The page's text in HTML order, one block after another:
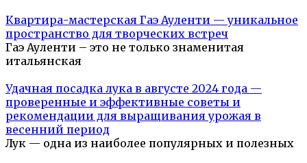
Квартира-мастерская Гаэ Ауленти — уникальное
пространство для творческих встреч
Гаэ Ауленти – это не только знаменитая
итальянская
Удачная посадка лука в августе 2024 года —
проверенные и эффективные советы и
рекомендации для выращивания урожая в
весенний период
Лук — одна из наиболее популярных и полезных